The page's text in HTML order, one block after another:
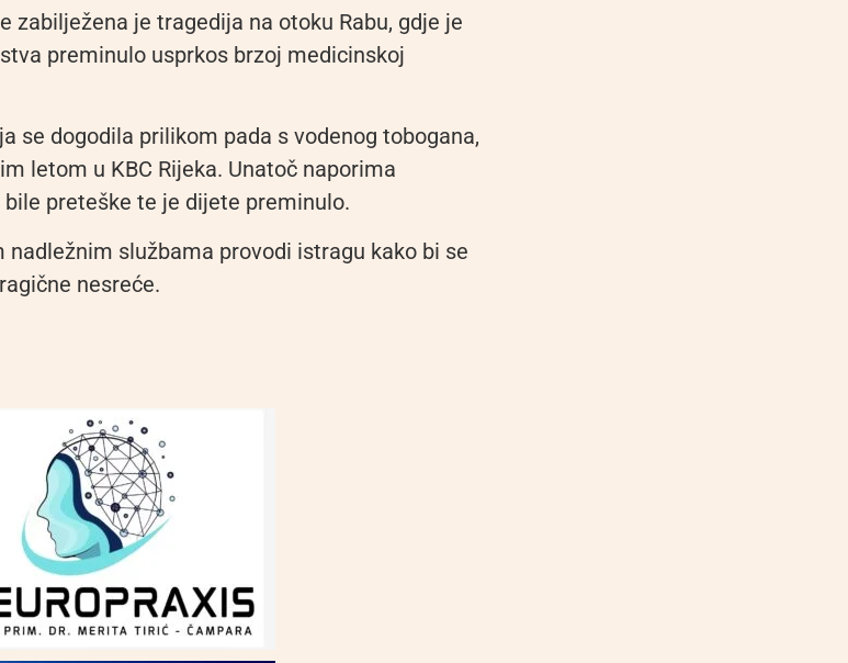
zabilježena je tragedija na otoku Rabu, gdje je
preminulo usprkos brzoj medicinskoj
se dogodila prilikom pada s vodenog tobogana,
letom u KBC Rijeka. Unatoč naporima
preteške te je dijete preminulo.
službama provodi istragu kako bi se
nesreće.